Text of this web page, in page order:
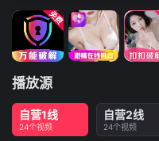
播放源
自营1线
24个视频
自营2线
24个视频